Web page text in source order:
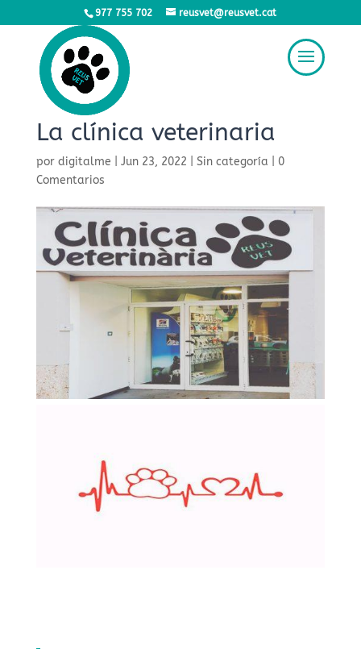
977 755 702 reusvet@reusvet.cat
La clínica veterinaria
por digitalme Jun 23, 2022 Sin categoría
0
Comentarios